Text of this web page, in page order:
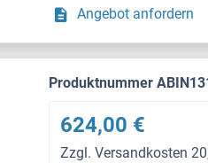
Angebot anfordern
Produktnummer
624,00 €
Zzgl. Versandkosten